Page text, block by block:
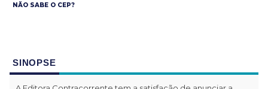
NÃO SABE O CEP?
SINOPSE